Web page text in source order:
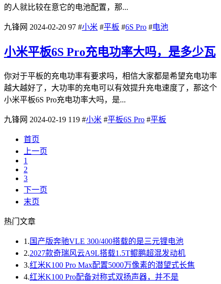
的人就比较在意它的电池配置，那...
九锋网 2024-02-20 97 #小米 #平板 #6S Pro #电池
小米平板6S Pro充电功率大吗，是多少瓦
你对于平板的充电功率有要求吗，相信大家都是希望充电功率
越大越好了，大功率的充电可以有效提升充电速度了，那这个
小米平板6S Pro充电功率大吗，是...
九锋网 2024-02-19 119 #小米 #平板6S Pro #平板
首页
上一页
1
2
3
下一页
末页
热门文章
1. 国产版奔驰VLE 300/400搭载的是三元锂电池
2.2027款奇瑞风云A9L搭载1.5T鲲鹏超混发动机
3.红米K100 Pro Max配置5000万像素的潜望式长焦
4.红米K100 Pro配备对称式双扬声器，并不是